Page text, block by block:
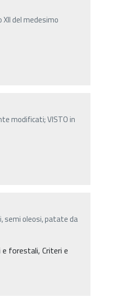
del medesimo
modificati; VISTO in
semi oleosi, patate da
forestali, Criteri e